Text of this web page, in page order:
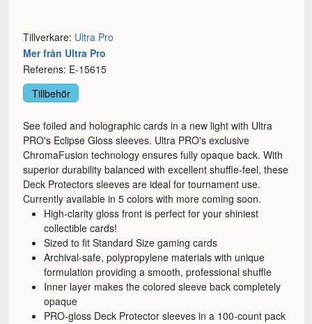
Tillverkare: Ultra Pro
Mer från Ultra Pro
Referens: E-15615
Tillbehör
See foiled and holographic cards in a new light with Ultra
PRO's Eclipse Gloss sleeves. Ultra PRO's exclusive
ChromaFusion technology ensures fully opaque back. With
superior durability balanced with excellent shuffle-feel, these
Deck Protectors sleeves are ideal for tournament use.
Currently available in 5 colors with more coming soon.
High-clarity gloss front is perfect for your shiniest
collectible cards!
Sized to fit Standard Size gaming cards
Archival-safe, polypropylene materials with unique
formulation providing a smooth, professional shuffle
Inner layer makes the colored sleeve back completely
opaque
PRO-gloss Deck Protector sleeves in a 100-count pack